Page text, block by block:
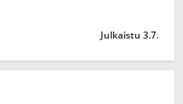
Julkaistu 3.7.